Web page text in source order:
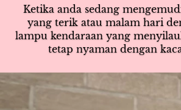
Ketika anda sedang
yang terik atau malam hari
lampu kendaraan yang
tetap nyaman dengan